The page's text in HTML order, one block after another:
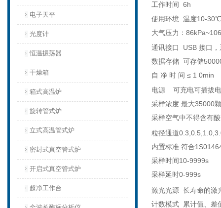
电子天平
光度计
恒温振荡器
干燥箱
箱式高温炉
旋转管式炉
立式高温管式炉
密封式真空管式炉
开启式真空管式炉
超净工作台
工作时间 6h
使用环境 温度10-
大气压力：86
通讯接口
USB 接口
数据存储 可存储
自 净 时 间 ≤ 1 0min
电源
可充电可插拔
采样浓度 最大35000
采样空气中不得含有
粒径通道
内置标准 符合1
采样时间10-9999s
采样延时0-999s
激光光源 长寿命的激
计数模式
累计值、差